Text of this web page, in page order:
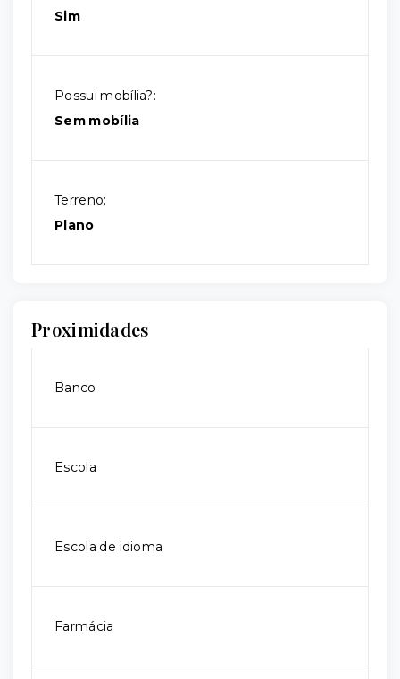
Sim
Possui mobília?:
Sem mobília
Terreno:
Plano
Proximidades
Banco
Escola
Escola de idioma
Farmácia